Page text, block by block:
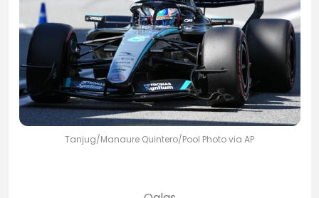
Tanjug/Manaure Quintero/Pool Photo via AP